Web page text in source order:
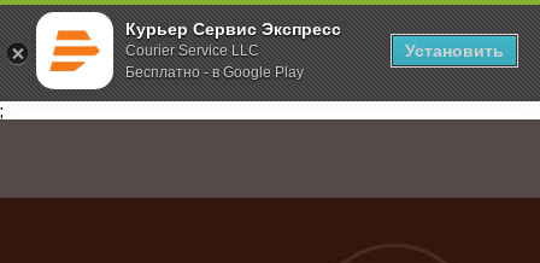
Курьер Сервис Экспресс
Courier Service LLC
Бесплатно - в Google Play
Установить
;
Главная О компании Новости График работы "КСЭ" в период с